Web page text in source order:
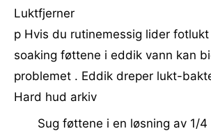
Luktfjerner
p Hvis du rutinemessig lider
soaking føttene i eddik vann kan
problemet . Eddik dreper lukt-
Hard hud arkiv
Sug føttene i en løsning av 1/